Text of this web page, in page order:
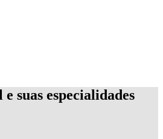
suas especialidades